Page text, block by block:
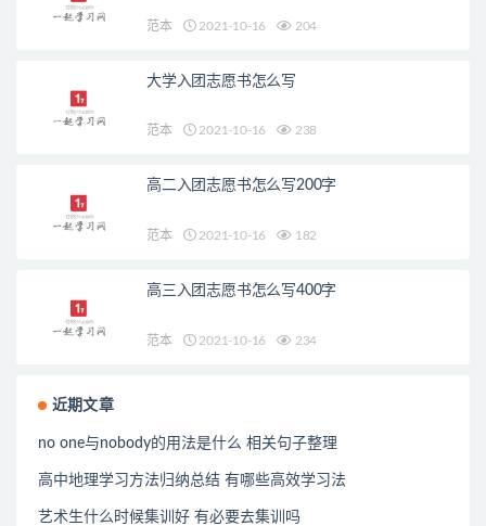
范本 2021-10-16 204
大学入团志愿书怎么写
范本 2021-10-16 238
高二入团志愿书怎么写200字
范本 2021-10-16 182
高三入团志愿书怎么写400字
范本 2021-10-16 234
近期文章
no one与nobody的用法是什么 相关句子整理
高中地理学习方法归纳总结 有哪些高效学习法
艺术生什么时候集训好 有必要去集训吗